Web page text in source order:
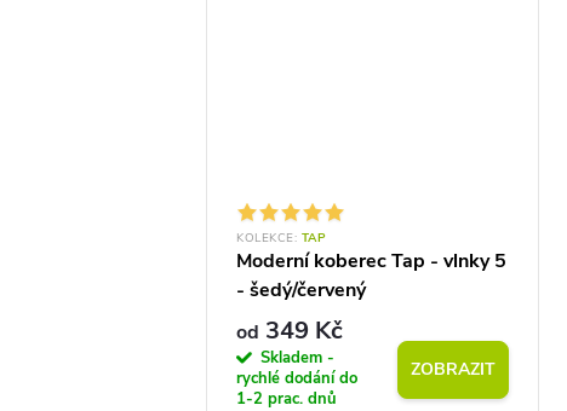
KOLEKCE: TAP
Moderní koberec Tap - vlnky 5
- šedý/červený
od 349 Kč
Skladem -
rychlé dodání do
1-2 prac. dnů
ZOBRAZIT